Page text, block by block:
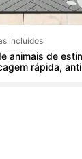
incluídos
animais de
rápida,